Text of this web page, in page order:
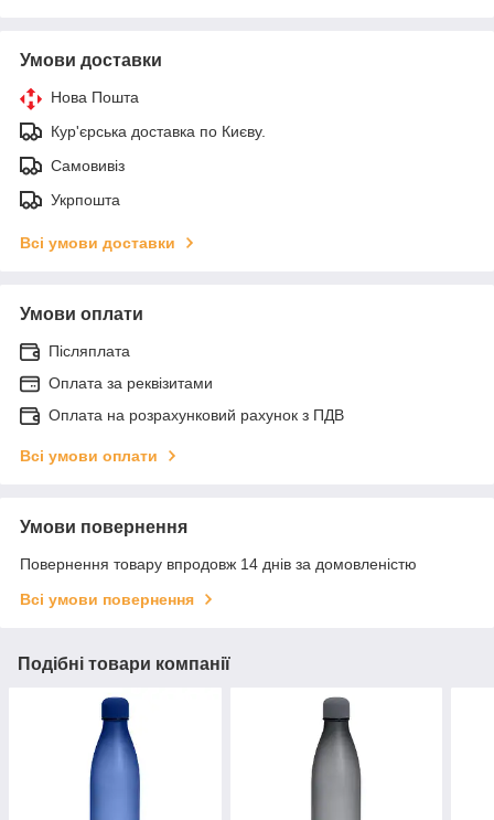
Умови доставки
Нова Пошта
Кур'єрська доставка по Києву.
Самовивіз
Укрпошта
Всі умови доставки
Умови оплати
Післяплата
Оплата за реквізитами
Оплата на розрахунковий рахунок з ПДВ
Всі умови оплати
Умови повернення
Повернення товару впродовж 14 днів за домовленістю
Всі умови повернення
Подібні товари компанії